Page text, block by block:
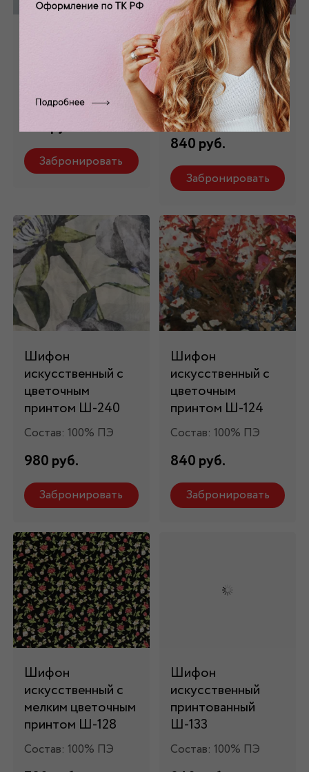
искусственный в
Состав: 100% ПЭ
750 руб.
Забронировать
Шифон
искусственный
принтованный
Ш-167
Состав: 100% ПЭ
840 руб.
Забронировать
Шифон
искусственный с
цветочным
принтом Ш-240
Состав: 100% ПЭ
980 руб.
Забронировать
Шифон
искусственный с
цветочным
принтом Ш-124
Состав: 100% ПЭ
840 руб.
Забронировать
Шифон
искусственный с
мелким цветочным
принтом Ш-128
Состав: 100% ПЭ
Шифон
искусственный
принтованный
Ш-133
Состав: 100% ПЭ